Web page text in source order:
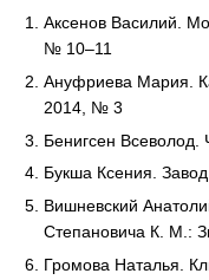
Аксенов Василий.
№ 10–11
Ануфриева Мария.
2014, № 3
Бенигсен
Букша Ксения.
Вишневский
Степановича К. М.:
Громова Наталья.